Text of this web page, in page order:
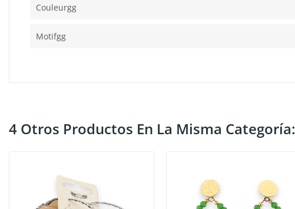
Couleurgg
Motifgg
4 Otros Productos En La Misma Categoría: